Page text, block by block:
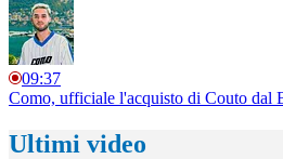
09:37
Como, ufficiale l'acquisto di Couto dal
Ultimi video